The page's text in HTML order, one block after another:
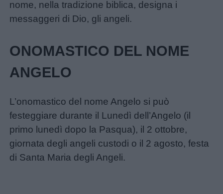
Storie
Feste
giornate
Filastrocche
Giochi
nome, nella tradizione biblica, designa i
messaggeri di Dio, gli angeli.
ONOMASTICO DEL NOME
ANGELO
L’onomastico del nome Angelo si può
festeggiare durante il Lunedì dell’Angelo (il
primo lunedì dopo la Pasqua), il 2 ottobre,
giornata degli angeli custodi o il 2 agosto, festa
di Santa Maria degli Angeli.